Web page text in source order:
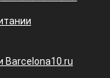
Barcelona10.ru